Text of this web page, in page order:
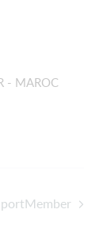
- MAROC